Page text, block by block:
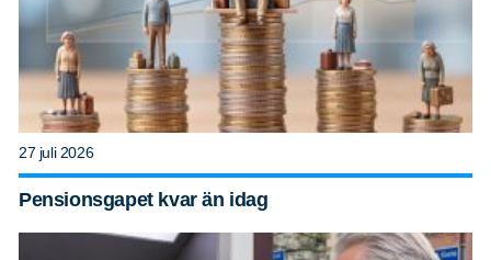
27 juli 2026
Pensionsgapet kvar än idag